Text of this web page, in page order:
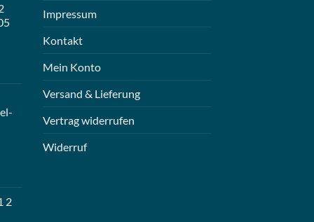
2
Impressum
Kontakt
Mein Konto
Versand & Lieferung
Vertrag widerrufen
Widerruf